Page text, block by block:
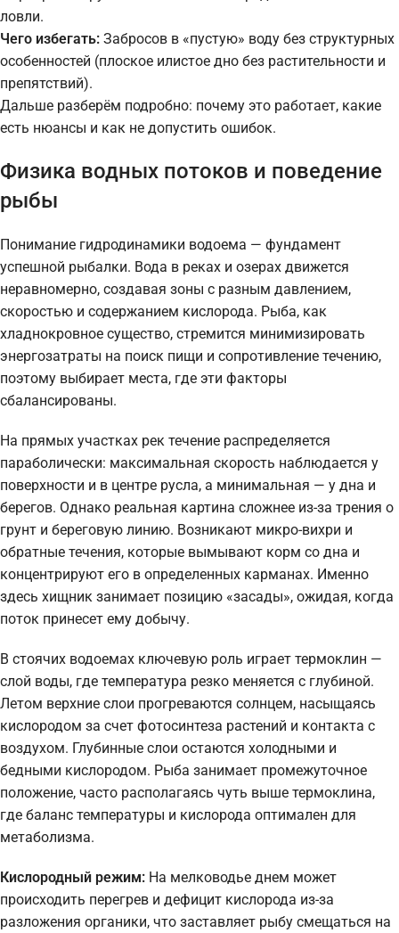
ловли.
Чего избегать: Забросов в «пустую» воду без структурных
особенностей (плоское илистое дно без растительности и
препятствий).
Дальше разберём подробно: почему это работает, какие
есть нюансы и как не допустить ошибок.
Физика водных потоков и поведение
рыбы
Понимание гидродинамики водоема — фундамент
успешной рыбалки. Вода в реках и озерах движется
неравномерно, создавая зоны с разным давлением,
скоростью и содержанием кислорода. Рыба, как
хладнокровное существо, стремится минимизировать
энергозатраты на поиск пищи и сопротивление течению,
поэтому выбирает места, где эти факторы
сбалансированы.
На прямых участках рек течение распределяется
параболически: максимальная скорость наблюдается у
поверхности и в центре русла, а минимальная — у дна и
берегов. Однако реальная картина сложнее из-за трения о
грунт и береговую линию. Возникают микро-вихри и
обратные течения, которые вымывают корм со дна и
концентрируют его в определенных карманах. Именно
здесь хищник занимает позицию «засады», ожидая, когда
поток принесет ему добычу.
В стоячих водоемах ключевую роль играет термоклин —
слой воды, где температура резко меняется с глубиной.
Летом верхние слои прогреваются солнцем, насыщаясь
кислородом за счет фотосинтеза растений и контакта с
воздухом. Глубинные слои остаются холодными и
бедными кислородом. Рыба занимает промежуточное
положение, часто располагаясь чуть выше термоклина,
где баланс температуры и кислорода оптимален для
метаболизма.
Кислородный режим: На мелководье днем может
происходить перегрев и дефицит кислорода из-за
разложения органики, что заставляет рыбу смещаться на